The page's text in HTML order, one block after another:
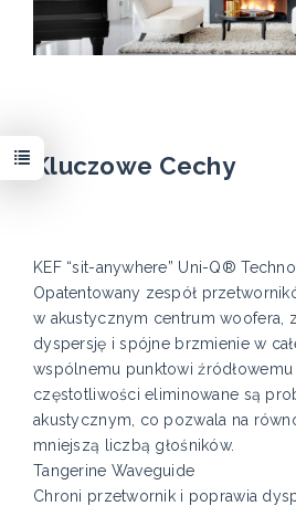
Kluczowe Cechy
KEF “sit-anywhere” Uni-Q®
Opatentowany zespół
w akustycznym centrum woofera,
dyspersję i spójne brzmienie w
wspólnemu punktowi
częstotliwości eliminowane są
akustycznym, co pozwala na
mniejszą liczbą głośników.
Tangerine Waveguide
Chroni przetwornik i poprawia